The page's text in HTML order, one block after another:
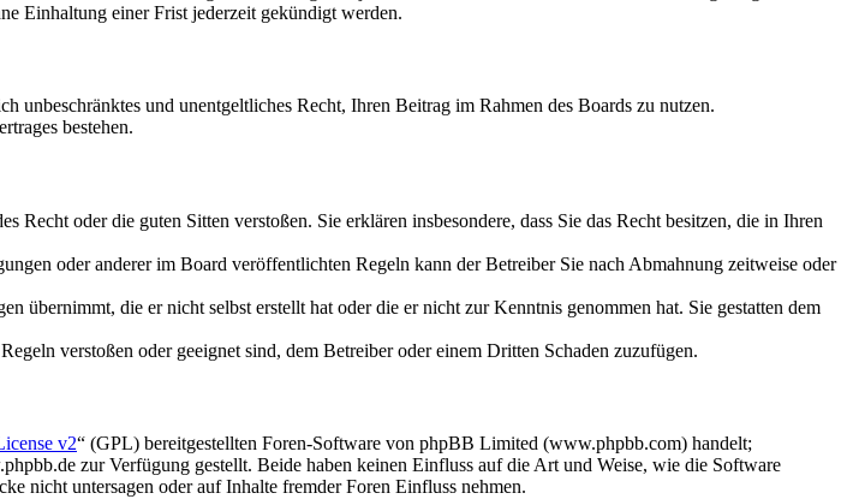
Einhaltung einer Frist jederzeit gekündigt werden.
unbeschränktes und unentgeltliches Recht, Ihren Beitrag im Rahmen des Boards zu nutzen.
bestehen.
Recht oder die guten Sitten verstoßen. Sie erklären insbesondere, dass Sie das Recht besitzen, die in Ihren
oder anderer im Board veröffentlichten Regeln kann der Betreiber Sie nach Abmahnung zeitweise oder
übernimmt, die er nicht selbst erstellt hat oder die er nicht zur Kenntnis genommen hat. Sie gestatten dem
verstoßen oder geeignet sind, dem Betreiber oder einem Dritten Schaden zuzufügen.
v2“ (GPL) bereitgestellten Foren-Software von phpBB Limited (www.phpbb.com) handelt;
zur Verfügung gestellt. Beide haben keinen Einfluss auf die Art und Weise, wie die Software
nicht untersagen oder auf Inhalte fremder Foren Einfluss nehmen.